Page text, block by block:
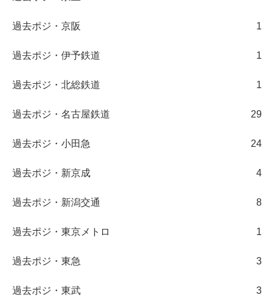
過去ポジ・京阪 1
過去ポジ・伊予鉄道 1
過去ポジ・北総鉄道 1
過去ポジ・名古屋鉄道 29
過去ポジ・小田急 24
過去ポジ・新京成 4
過去ポジ・新潟交通 8
過去ポジ・東京メトロ 1
過去ポジ・東急 3
過去ポジ・東武 3